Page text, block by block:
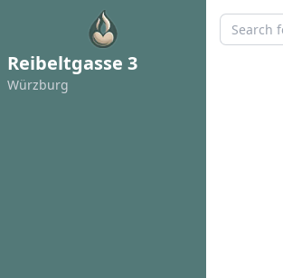
Reibeltgasse 3
Würzburg